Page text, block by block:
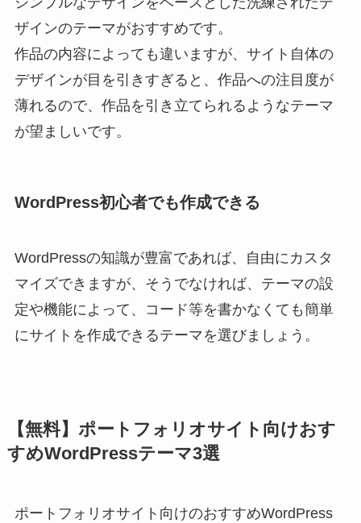
ザインのテーマがおすすめです。
作品の内容によっても違いますが、サイト自体の
デザインが目を引きすぎると、作品への注目度が
薄れるので、作品を引き立てられるようなテーマ
が望ましいです。
WordPress初心者でも作成できる
WordPressの知識が豊富であれば、自由にカスタ
マイズできますが、そうでなければ、テーマの設
定や機能によって、コード等を書かなくても簡単
にサイトを作成できるテーマを選びましょう。
【無料】ポートフォリオサイト向けおす
すめWordPressテーマ3選
ポートフォリオサイト向けのおすすめWordPress